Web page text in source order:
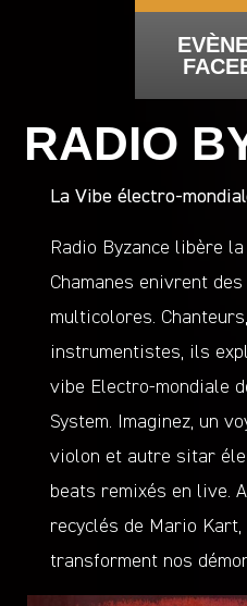
RADIO
La Vibe électro-
Radio Byzance libère
Chamanes enivrent
multicolores.
instrumentistes, ils
vibe Electro-mondiale
System. Imaginez, un
violon et autre sitar
beats remixés en live.
recyclés de Mario
transforment nos